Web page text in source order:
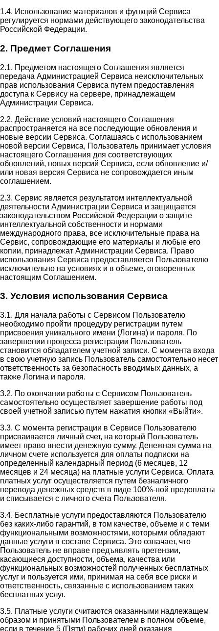
1.4. Использование материалов и функций Сервиса
регулируется нормами действующего законодательства
Российской Федерации.
2. Предмет Соглашения
2.1. Предметом настоящего Соглашения является
передача Администрацией Сервиса неисключительных
прав использования Сервиса путем предоставления
доступа к Сервису на сервере, принадлежащем
Администрации Сервиса.
2.2. Действие условий настоящего Соглашения
распространяется на все последующие обновления и
новые версии Сервиса. Соглашаясь с использованием
новой версии Сервиса, Пользователь принимает условия
настоящего Соглашения для соответствующих
обновлений, новых версий Сервиса, если обновление и/
или новая версия Сервиса не сопровождается иным
соглашением.
2.3. Сервис является результатом интеллектуальной
деятельности Администрации Сервиса и защищается
законодательством Российской Федерации о защите
интеллектуальной собственности и нормами
международного права, все исключительные права на
Сервис, сопровождающие его материалы и любые его
копии, принадлежат Администрации Сервиса. Право
использования Сервиса предоставляется Пользователю
исключительно на условиях и в объеме, оговоренных
настоящим Соглашением.
3. Условия использования Сервиса
3.1. Для начала работы с Сервисом Пользователю
необходимо пройти процедуру регистрации путем
присвоения уникального имени (Логина) и пароля. По
завершении процесса регистрации Пользователь
становится обладателем учетной записи. С момента входа
в свою учетную запись Пользователь самостоятельно несет
ответственность за безопасность вводимых данных, а
также Логина и пароля.
3.2. По окончании работы с Сервисом Пользователь
самостоятельно осуществляет завершение работы под
своей учетной записью путем нажатия кнопки «Выйти».
3.3. С момента регистрации в Сервисе Пользователю
присваивается личный счет, на который Пользователь
имеет право внести денежную сумму. Денежная сумма на
личном счете используется для оплаты подписки на
определенный календарный период (6 месяцев, 12
месяцев и 24 месяца) на платные услуги Сервиса. Оплата
платных услуг осуществляется путем безналичного
перевода денежных средств в виде 100%-ной предоплаты
и списывается с личного счета Пользователя.
3.4. Бесплатные услуги предоставляются Пользователю
без каких-либо гарантий, в том качестве, объеме и с теми
функциональными возможностями, которыми обладают
данные услуги в составе Сервиса. Это означает, что
Пользователь не вправе предъявлять претензии,
касающиеся доступности, объема, качества или
функциональных возможностей полученных бесплатных
услуг и пользуется ими, принимая на себя все риски и
ответственность, связанные с использованием таких
бесплатных услуг.
3.5. Платные услуги считаются оказанными надлежащем
образом и принятыми Пользователем в полном объеме,
если в течение 5 (Пяти) рабочих дней оказания